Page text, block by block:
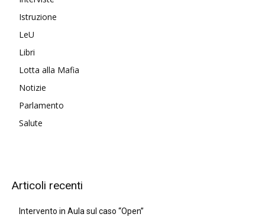
Istruzione
LeU
Libri
Lotta alla Mafia
Notizie
Parlamento
Salute
Articoli recenti
Intervento in Aula sul caso “Open”